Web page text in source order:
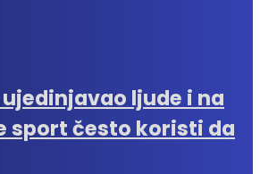
ljude i na
sport često koristi da